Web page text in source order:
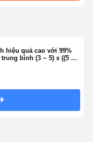
hiệu quả cao với 99%
bình (3 ~ 5) x ((5 ~
xung quanh đến 500 °C